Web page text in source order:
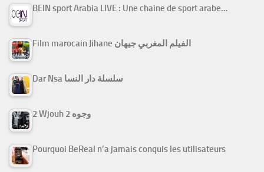
BEIN sport Arabia LIVE : Une chaine de sport arabe…
Film marocain Jihane الفيلم المغربي جيهان
Dar Nsa سلسلة دار النسا
2 Wjouh 2 وجوه
Pourquoi BeReal n’a jamais conquis les utilisateurs